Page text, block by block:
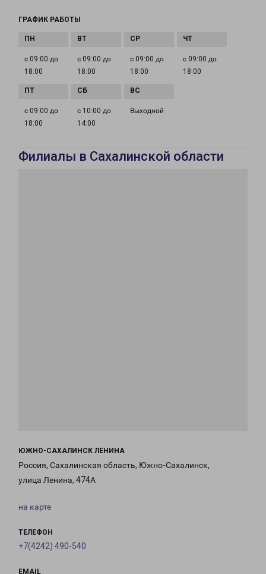
ГРАФИК РАБОТЫ
с 09:00 до
18:00
с 09:00 до
18:00
с 09:00 до
18:00
с 09:00 до
18:00
с 09:00 до
18:00
с 10:00 до
14:00
Выходной
Филиалы в Сахалинской области
ЮЖНО-САХАЛИНСК ЛЕНИНА
Россия, Сахалинская область, Южно-Сахалинск,
улица Ленина, 474А
на карте
ТЕЛЕФОН
+7(4242) 490-540
EMAIL